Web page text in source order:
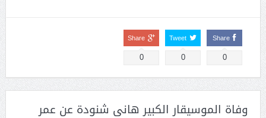
Share
0
Tweet
0
Share
0
وفاة الموسيقار الكبير هانى شنودة عن عمر